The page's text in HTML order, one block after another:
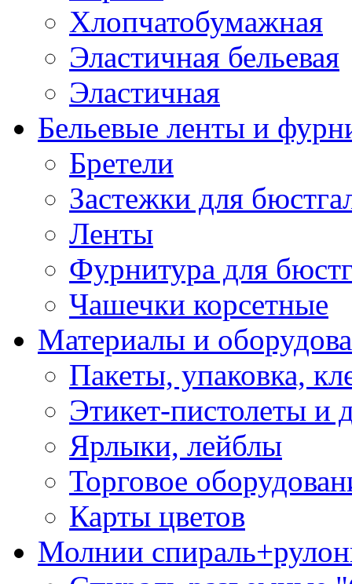
Хлопчатобумажная
Эластичная бельевая
Эластичная
Бельевые ленты и
Бретели
Застежки для
Ленты
Фурнитура для
Чашечки корсетные
Материалы и
Пакеты, упаковка,
Этикет-пистолеты и
Ярлыки, лейблы
Торговое
Карты цветов
Молнии